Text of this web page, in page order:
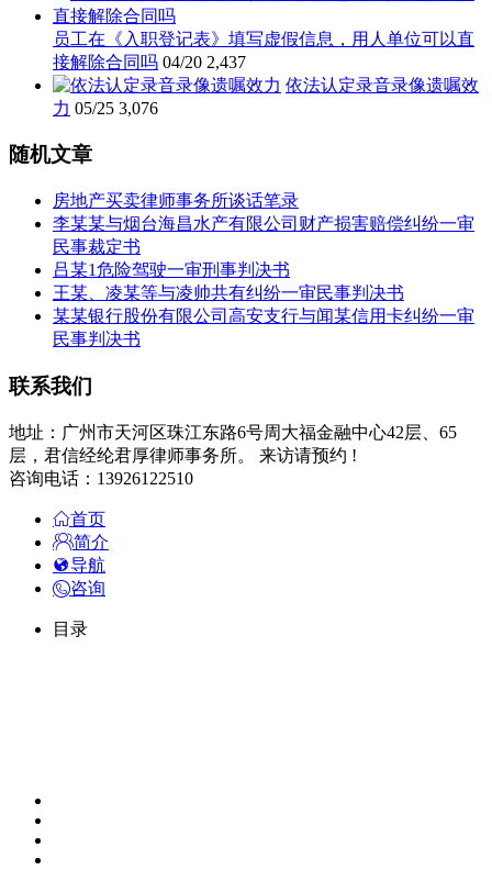
员工在《入职登记表》填写虚假信息，用人单位可以直
接解除合同吗 04/20 2,437
依法认定录音录像遗嘱效
力 05/25 3,076
随机文章
房地产买卖律师事务所谈话笔录
李某某与烟台海昌水产有限公司财产损害赔偿纠纷一审
民事裁定书
吕某1危险驾驶一审刑事判决书
王某、凌某等与凌帅共有纠纷一审民事判决书
某某银行股份有限公司高安支行与闻某信用卡纠纷一审
民事判决书
联系我们
地址：广州市天河区珠江东路6号周大福金融中心42层、65
层，君信经纶君厚律师事务所。 来访请预约 !
咨询电话：13926122510
首页
简介
导航
咨询
目录